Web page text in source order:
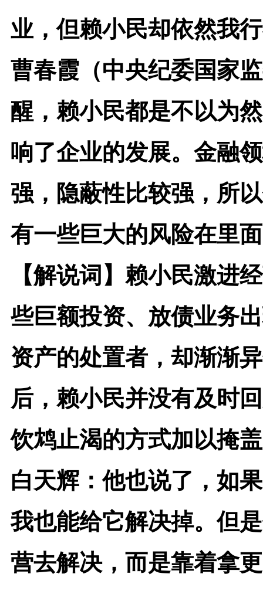
业，但赖小民却依然我
曹春霞（中央纪委国家
醒，赖小民都是不以为
响了企业的发展。金融
强，隐蔽性比较强，所
有一些巨大的风险在里
【解说词】 赖小民激进
些巨额投资、放债业务
资产的处置者，却渐渐
后，赖小民并没有及时
饮鸩止渴的方式加以掩
白天辉：他也说了，如
我也能给它解决掉。但
营去解决，而是靠着拿